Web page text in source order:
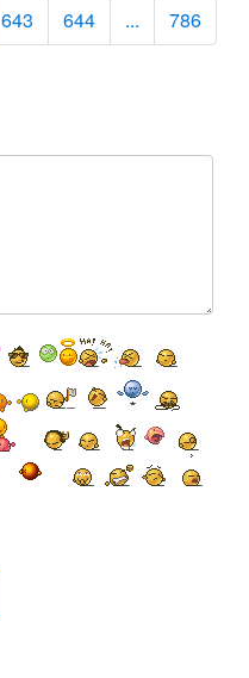
643 644 ... 786